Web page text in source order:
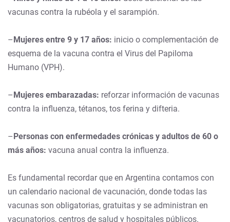
vacunas contra la rubéola y el sarampión.
–Mujeres entre 9 y 17 años: inicio o complementación de
esquema de la vacuna contra el Virus del Papiloma
Humano (VPH).
–Mujeres embarazadas: reforzar información de vacunas
contra la influenza, tétanos, tos ferina y difteria.
–Personas con enfermedades crónicas y adultos de 60 o
más años: vacuna anual contra la influenza.
Es fundamental recordar que en Argentina contamos con
un calendario nacional de vacunación, donde todas las
vacunas son obligatorias, gratuitas y se administran en
vacunatorios, centros de salud y hospitales públicos.